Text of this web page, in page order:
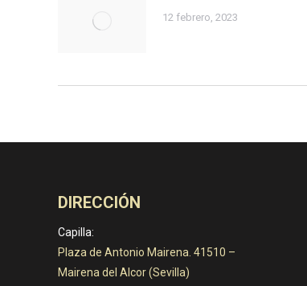
12 febrero, 2023
DIRECCIÓN
Capilla:
Plaza de Antonio Mairena. 41510 –
Mairena del Alcor (Sevilla)